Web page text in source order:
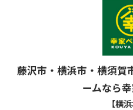
藤沢市・横浜市・横須賀
ームなら
【横